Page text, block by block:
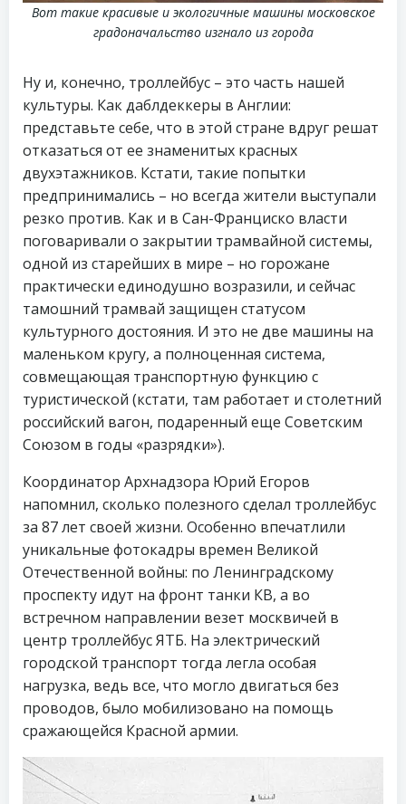
Вот такие красивые и экологичные машины московское
градоначальство изгнало из города
Ну и, конечно, троллейбус – это часть нашей
культуры. Как даблдеккеры в Англии:
представьте себе, что в этой стране вдруг решат
отказаться от ее знаменитых красных
двухэтажников. Кстати, такие попытки
предпринимались – но всегда жители выступали
резко против. Как и в Сан-Франциско власти
поговаривали о закрытии трамвайной системы,
одной из старейших в мире – но горожане
практически единодушно возразили, и сейчас
тамошний трамвай защищен статусом
культурного достояния. И это не две машины на
маленьком кругу, а полноценная система,
совмещающая транспортную функцию с
туристической (кстати, там работает и столетний
российский вагон, подаренный еще Советским
Союзом в годы «разрядки»).
Координатор Архнадзора Юрий Егоров
напомнил, сколько полезного сделал троллейбус
за 87 лет своей жизни. Особенно впечатлили
уникальные фотокадры времен Великой
Отечественной войны: по Ленинградскому
проспекту идут на фронт танки КВ, а во
встречном направлении везет москвичей в
центр троллейбус ЯТБ. На электрический
городской транспорт тогда легла особая
нагрузка, ведь все, что могло двигаться без
проводов, было мобилизовано на помощь
сражающейся Красной армии.